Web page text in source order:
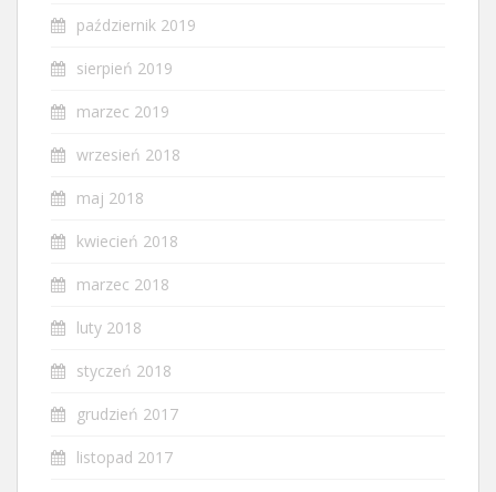
październik 2019
sierpień 2019
marzec 2019
wrzesień 2018
maj 2018
kwiecień 2018
marzec 2018
luty 2018
styczeń 2018
grudzień 2017
listopad 2017